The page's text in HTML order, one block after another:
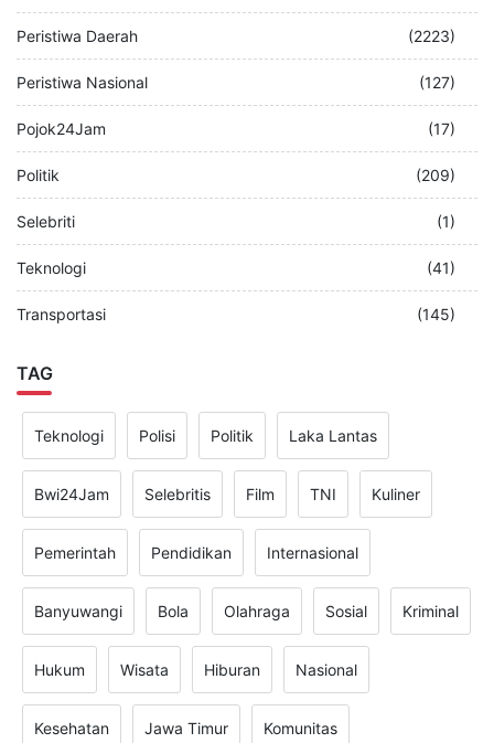
Peristiwa Daerah (2223)
Peristiwa Nasional (127)
Pojok24Jam (17)
Politik (209)
Selebriti (1)
Teknologi (41)
Transportasi (145)
TAG
Teknologi Polisi Politik Laka Lantas
Bwi24Jam Selebritis Film TNI Kuliner
Pemerintah Pendidikan Internasional
Banyuwangi Bola Olahraga Sosial Kriminal
Hukum Wisata Hiburan Nasional
Kesehatan Jawa Timur Komunitas